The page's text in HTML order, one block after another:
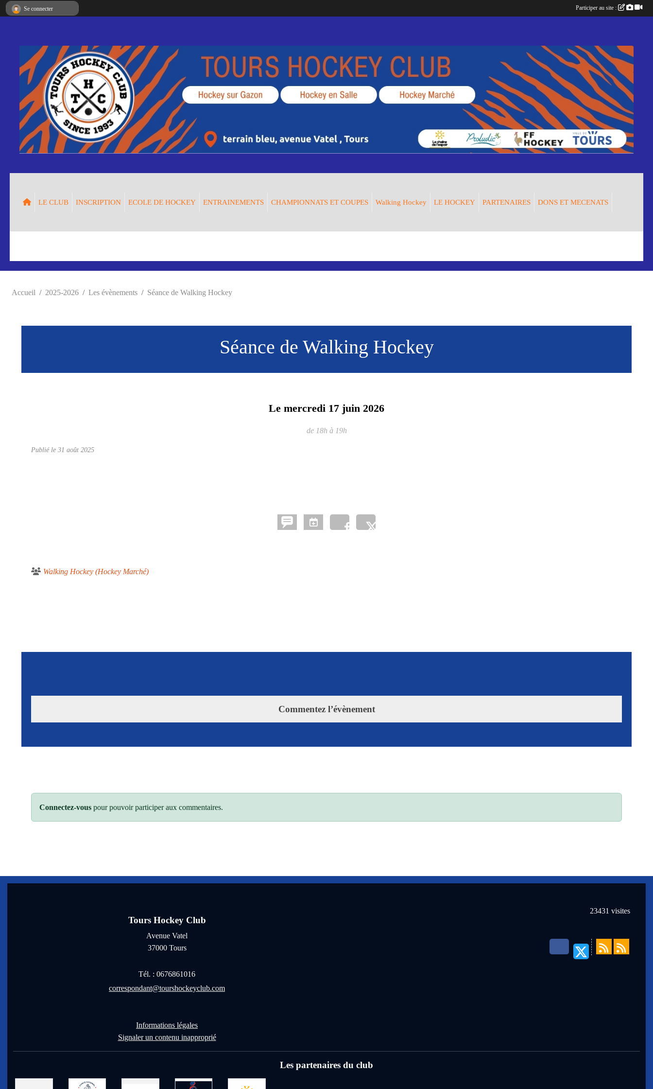
LE CLUB INSCRIPTION ECOLE DE HOCKEY ENTRAINEMENTS CHAMPIONNATS ET COUPES Walking Hockey LE HOCKEY PARTENAIRES DONS ET MECENATS
Accueil 2025-2026 Les évènements Séance de Walking Hockey
Séance de Walking Hockey
Le mercredi 17 juin 2026
de 18h à 19h
Publié le 31 août 2025
Walking Hockey (Hockey Marché)
Commentez l’évènement
Connectez-vous pour pouvoir participer aux commentaires.
Tours Hockey Club
Avenue Vatel
37000 Tours
Tél. : 0676861016
correspondant@tourshockeyclub.com
Informations légales
Signaler un contenu inapproprié
23431 visites
Les partenaires du club
Se connecter Participer au site :
Panneau de gestion des cookies